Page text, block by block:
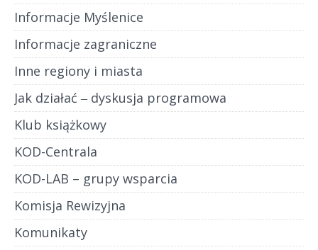
Informacje Myślenice
Informacje zagraniczne
Inne regiony i miasta
Jak działać ‒ dyskusja programowa
Klub książkowy
KOD-Centrala
KOD-LAB – grupy wsparcia
Komisja Rewizyjna
Komunikaty